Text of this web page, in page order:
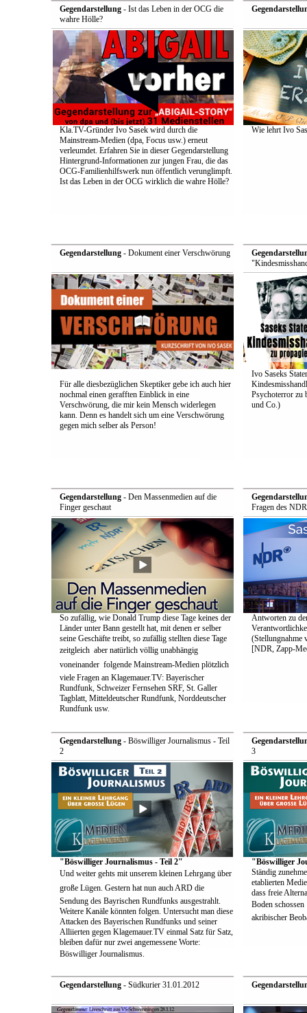
Gegendarstellung- Ist das Leben in der OCG die
wahre Hölle?
Kla.TV-Gründer Ivo Sasek wird durch die
Mainstream-Medien (dpa, Focus usw.) erneut
verleumdet. Erfahren Sie in dieser Gegendarstellung
Hintergrund-Informationen zur jungen Frau, die das
OCG-Familienhilfswerk nun öffentlich verunglimpft.
Ist das Leben in der OCG wirklich die wahre Hölle?
Wie lehrt Ivo
Gegendarstellung- Dokument einer Verschwörung
Für alle diesbezüglichen Skeptiker gebe ich auch hier
nochmal einen gerafften Einblick in eine
Verschwörung, die mir kein Mensch widerlegen
kann. Denn es handelt sich um eine Verschwörung
gegen mich selber als Person!
Ivo Saseks
Psychoterror zu
und Co.)
Gegendarstellung- Den Massenmedien auf die
Finger geschaut
So zufällig, wie Donald Trump diese Tage keines der
Länder unter Bann gestellt hat, mit denen er selber
seine Geschäfte treibt, so zufällig stellten diese Tage
zeitgleich  aber natürlich völlig unabhängig
voneinander  folgende Mainstream-Medien plötzlich
viele Fragen an Klagemauer.TV: Bayerischer
Rundfunk, Schweizer Fernsehen SRF, St. Galler
Tagblatt, Mitteldeutscher Rundfunk, Norddeutscher
Rundfunk usw.
Fragen des
Antworten zu
(Stellungnahme
[NDR, Zapp-
Gegendarstellung- Böswilliger Journalismus - Teil
2
"Böswilliger Journalismus - Teil 2"
Und weiter gehts mit unserem kleinen Lehrgang über
große Lügen. Gestern hat nun auch ARD die
Sendung des Bayrischen Rundfunks ausgestrahlt.
Weitere Kanäle könnten folgen. Untersucht man diese
Attacken des Bayerischen Rundfunks und seiner
Alliierten gegen Klagemauer.TV einmal Satz für Satz,
bleiben dafür nur zwei angemessene Worte:
Böswilliger Journalismus.
3
"Böswilliger
Ständig
etablierten
dass freie
Boden schossen
akribischer
Gegendarstellung- Südkurier 31.01.2012